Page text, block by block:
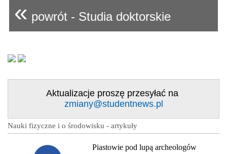
« powrót - Studia doktorskie
Aktualizacje proszę przesyłać na
zmiany@studentnews.pl
Nauki fizyczne i o środowisku - artykuły
Piastowie pod lupą archeologów